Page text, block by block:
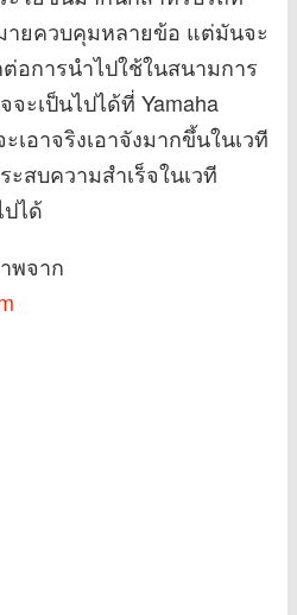
ยควบคุมหลายข้อ แต่มันจะ
อการนำไปใช้ในสนามการ
ะเป็นไปได้ที่ Yamaha
เอาจริงเอาจังมากขึ้นในเวที
สบความสำเร็จในเวที
ได้
พจาก